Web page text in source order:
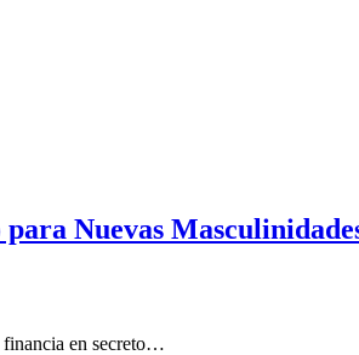
Nuevas
en secreto…